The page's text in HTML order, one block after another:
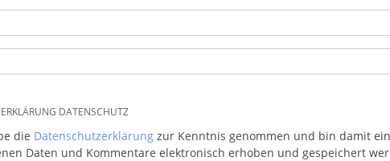
DATENSCHUTZ
die Datenschutzerklärungzur Kenntnis genommen und bin damit
Daten und Kommentare elektronisch erhoben und gespeichert